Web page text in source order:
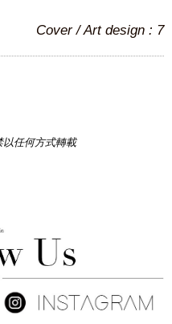
Cover / Art design : 7
以任何方式轉載